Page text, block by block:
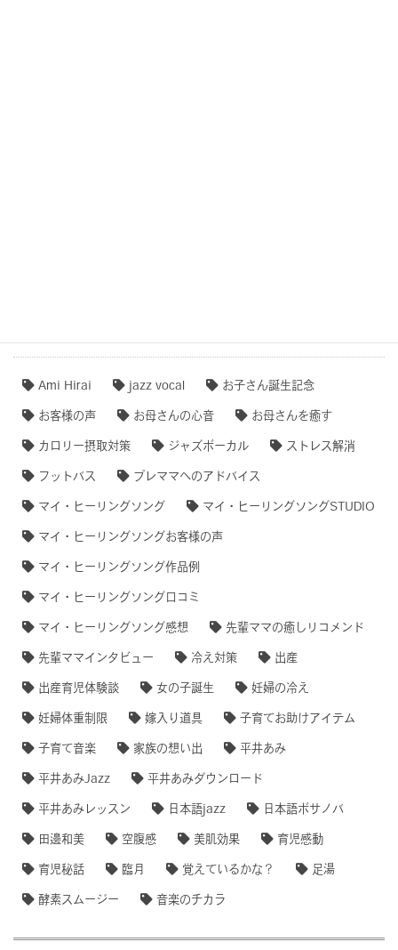
Ami Hirai jazz vocal お子さん誕生記念
お客様の声 お母さんの心音 お母さんを癒す
カロリー摂取対策 ジャズボーカル ストレス解消
フットバス プレママへのアドバイス
マイ・ヒーリングソング マイ・ヒーリングソングSTUDIO
マイ・ヒーリングソングお客様の声
マイ・ヒーリングソング作品例
マイ・ヒーリングソング口コミ
マイ・ヒーリングソング感想 先輩ママの癒しリコメンド
先輩ママインタビュー 冷え対策 出産
出産育児体験談 女の子誕生 妊婦の冷え
妊婦体重制限 嫁入り道具 子育てお助けアイテム
子育て音楽 家族の想い出 平井あみ
平井あみJazz 平井あみダウンロード
平井あみレッスン 日本語jazz 日本語ボサノバ
田邊和美 空腹感 美肌効果 育児感動
育児秘話 臨月 覚えているかな？ 足湯
酵素スムージー 音楽のチカラ